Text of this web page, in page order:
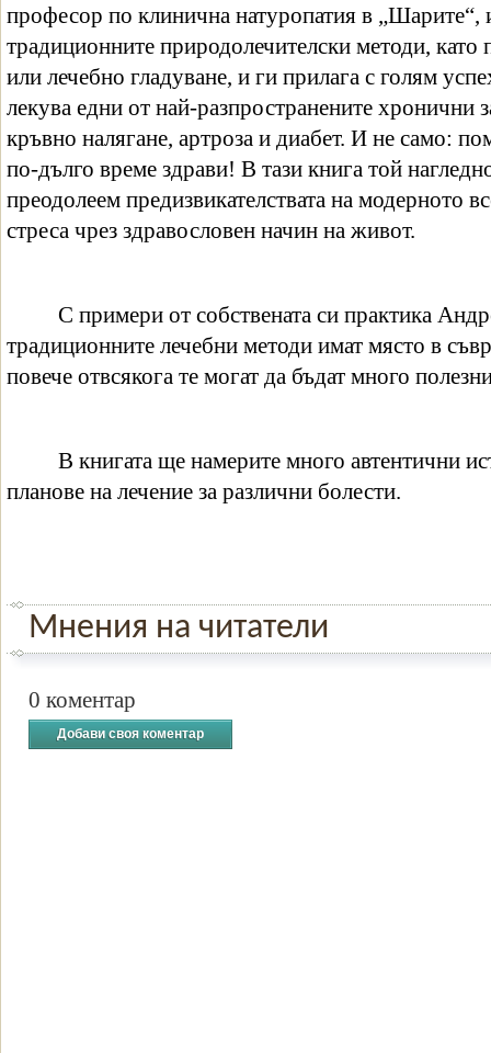
професор по клинична натуропатия в „Шарите“,
традиционните природолечителски методи, като
или лечебно гладуване, и ги прилага с голям
лекува едни от най-разпространените хронични
кръвно налягане, артроза и диабет. И не само:
по-дълго време здрави! В тази книга той
преодолеем предизвикателствата на модерното
стреса чрез здравословен начин на живот.
С примери от собствената си практика
традиционните лечебни методи имат място в
повече отвсякога те могат да бъдат много
В книгата ще намерите много автентични
планове на лечение за различни болести.
Мнения на читатели
0 коментар
Добави своя коментар